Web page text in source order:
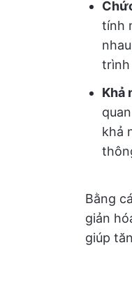
tính
trình
Khả
khả
Bằng
giản
giúp